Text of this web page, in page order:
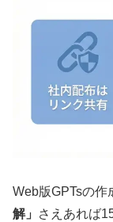
Web版GPTsの作
解」
さえあれば